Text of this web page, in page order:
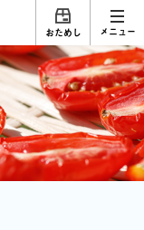
おためし メニュー